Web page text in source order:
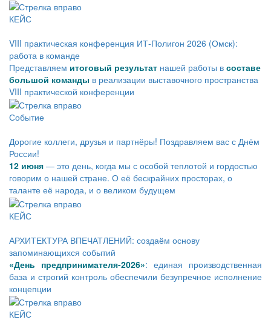
КЕЙС
VIII практическая конференция ИТ-Полигон 2026 (Омск):
работа в команде
Представляем итоговый результат нашей работы в составе
большой команды в реализации выставочного пространства
VIII практической конференции
Событие
Дорогие коллеги, друзья и партнёры! Поздравляем вас с Днём
России!
12 июня — это день, когда мы с особой теплотой и гордостью
говорим о нашей стране. О её бескрайних просторах, о
таланте её народа, и о великом будущем
КЕЙС
АРХИТЕКТУРА ВПЕЧАТЛЕНИЙ: создаём основу
запоминающихся событий
«День предпринимателя-2026»: единая производственная
база и строгий контроль обеспечили безупречное исполнение
концепции
КЕЙС